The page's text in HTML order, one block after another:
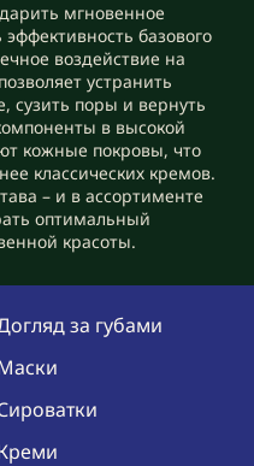
мгновенное
базового
воздействие на
устранить
сузить поры и вернуть
в высокой
кожные покровы, что
классических кремов.
– и в ассортименте
оптимальный
красоты.
для лица
дополнение к
Если использовать
за губами